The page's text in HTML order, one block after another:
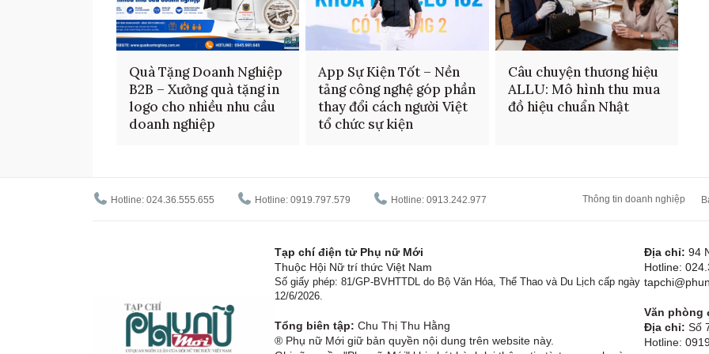
Quà Tặng Doanh Nghiệp
B2B – Xưởng quà tặng in
logo cho nhiều nhu cầu
doanh nghiệp
App Sự Kiện Tốt – Nền
tảng công nghệ góp phần
thay đổi cách người Việt
tổ chức sự kiện
Câu chuyện thương hiệu
ALLU: Mô hình thu mua
đồ hiệu chuẩn Nhật
Hotline: 024.36.555.655 Hotline: 0919.797.579 Hotline: 0913.242.977 Thông tin doanh nghiệp
Tạp chí điện tử Phụ nữ Mới
Thuộc Hội Nữ trí thức Việt Nam
Số giấy phép: 81/GP-BVHTTDL do Bộ Văn Hóa, Thể Thao và Du Lịch cấp ngày
12/6/2026.
Tổng biên tập: Chu Thị Thu Hằng
® Phụ nữ Mới giữ bản quyền nội dung trên website này.
Địa chỉ: 94
Hotline:
Văn phòng
Địa chỉ: Số
Hotline: